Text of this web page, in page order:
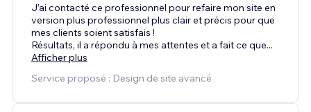
J’ai contacté ce professionnel pour refaire mon site en
version plus professionnel plus clair et précis pour que
mes clients soient satisfais !
Résultats, il a répondu à mes attentes et a fait ce que...
Afficher plus
Service proposé : Design de site avancé